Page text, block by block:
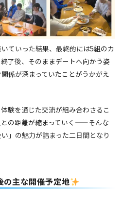
ていった結果、最終的には5組のカ
了後、そのままデートへ向かう姿
係が深まっていたことがうかがえ
験を通じた交流が組み合わさるこ
との距離が縮まっていく——そんな
」の魅力が詰まった二日間となり
の主な開催予定地